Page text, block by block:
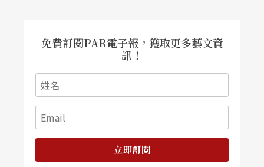
免費訂閱PAR電子報，獲取更多藝文資
訊！
立即訂閱